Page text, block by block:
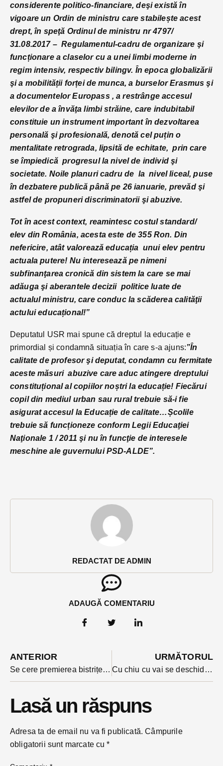
REDACTAT DE ADMIN
ADAUGĂ COMENTARIU
considerente politico-financiare, deşi există în
vigoare un Ordin de ministru care stabilește acest
drept, în speţă Ordinul de ministru nr 4797/
31.08.2017 – Regulamentul-cadru de organizare şi
funcționare a claselor cu a unei limbi moderne in
regim intensiv, respectiv bilingv. În epoca globalizării
şi a mobilității forței de munca, a burselor Erasmus şi
a documentelor Europass , a restrânge accesul
elevilor de a învăţa limbi străine, care indubitabil
constituie un instrument important în dezvoltarea
personală şi profesională, denotă cel puțin o
mentalitate retrograda, lipsită de echitate, prin care
se împiedică progresul la nivel de individ şi
societate. Noile planuri cadru de la nivel liceal, puse
în dezbatere publică până pe 26 ianuarie, prevăd şi
astfel de propuneri discriminatorii şi abuzive.
Tot în acest context, reamintesc costul standard/
elev din România, acesta este de 355 Ron. Din
nefericire, atât valorează educația unui elev pentru
actuala putere! Nu interesează pe nimeni
subfinanţarea cronică din sistem la care se mai
adăuga şi aberantele decizii politice luate de
actualul ministru, care conduc la scăderea calităţii
actului educațional!”
Deputatul USR mai spune că dreptul la educație e
primordial și condamnă situația în care s-a ajuns:”În
calitate de profesor şi deputat, condamn cu fermitate
aceste măsuri abuzive care aduc atingere dreptului
constituțional al copiilor noștri la educație! Fiecărui
copil din mediul urban sau rural trebuie să-i fie
asigurat accesul la Educație de calitate…Școlile
trebuie să funcționeze conform Legii Educaţiei
Naţionale 1 / 2011 şi nu în funcţie de interesele
meschine ale guvernului PSD-ALDE”.
ANTERIOR
Se cere premierea bistrițeanului care a bătut 450 de km pentru a cere respectarea statului de drept
URMĂTORUL
Cu chiu cu vai se deschide și pârtia Bistriței. Prima zi de funcționare va fi vineri, însă nu va fi ceremonie oficială
Lasă un răspuns
Adresa ta de email nu va fi publicată. Câmpurile
obligatorii sunt marcate cu*